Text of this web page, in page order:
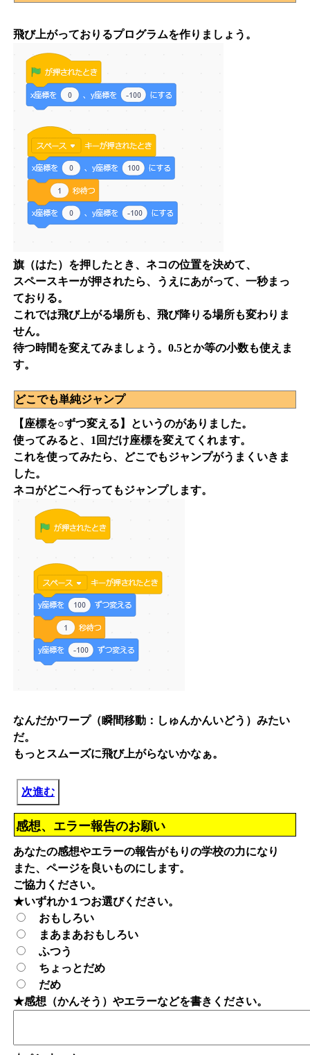
飛び上がっておりるプログラムを作りましょう。
旗（はた）を押したとき、ネコの位置を決めて、
スペースキーが押されたら、うえにあがって、一秒まっ
ておりる。
これでは飛び上がる場所も、飛び降りる場所も変わりま
せん。
待つ時間を変えてみましょう。0.5とか等の小数も使えま
す。
どこでも単純ジャンプ
【座標を○ずつ変える】というのがありました。
使ってみると、1回だけ座標を変えてくれます。
これを使ってみたら、どこでもジャンプがうまくいきま
した。
ネコがどこへ行ってもジャンプします。
なんだかワープ（瞬間移動：しゅんかんいどう）みたい
だ。
もっとスムーズに飛び上がらないかなぁ。
次進む
感想、エラー報告のお願い
あなたの感想やエラーの報告がもりの学校の力になり
また、ページを良いものにします。
ご協力ください。
★いずれか１つお選びください。
おもしろい
まあまあおもしろい
ふつう
ちょっとだめ
だめ
★感想（かんそう）やエラーなどを書きください。